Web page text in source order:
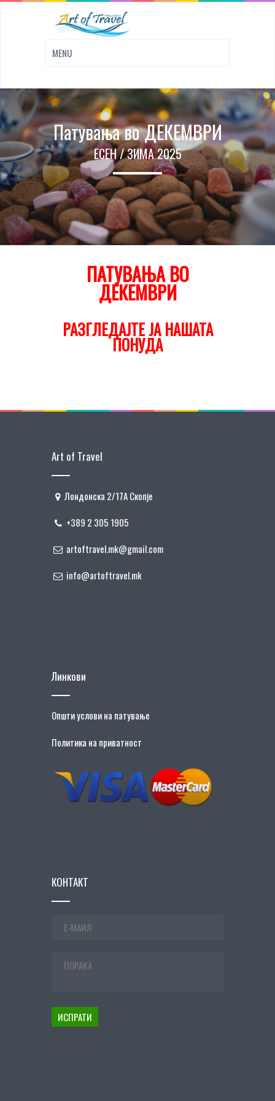
Патувања во ДЕКЕМВРИ
ЕСЕН / ЗИМА 2025
ПАТУВАЊА ВО
ДЕКЕМВРИ
РАЗГЛЕДАЈТЕ ЈА НАШАТА
ПОНУДА
Art of Travel
Лондонска 2/17А Скопје
+389 2 305 1905
artoftravel.mk@gmail.com
info@artoftravel.mk
Линкови
Општи услови на патување
Политика на приватност
КОНТАКТ